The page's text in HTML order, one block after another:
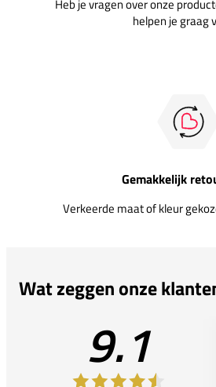
Heb je vragen over onze
helpen je graag
Gemakkelijk
Verkeerde maat of kleur
Wat zeggen onze
9.1